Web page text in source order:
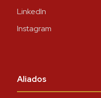
LinkedIn
Instagram
Aliados